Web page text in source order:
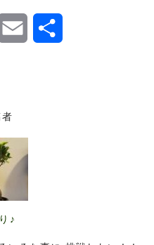
♪